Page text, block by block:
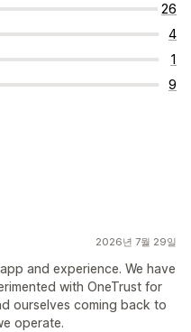
26
4
1
9
2026년 7월 29일
and experience. We have
with OneTrust for
ourselves coming back to
operate.